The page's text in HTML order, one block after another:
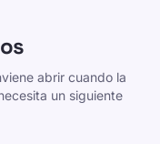
abrir cuando la
un siguiente